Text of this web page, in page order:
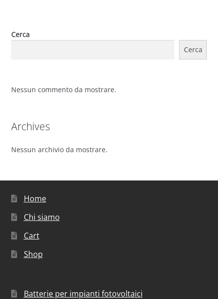
Cerca
Cerca
Nessun commento da mostrare.
Archives
Nessun archivio da mostrare.
Home
Chi siamo
Cart
Shop
Batterie per impianti fotovoltaici